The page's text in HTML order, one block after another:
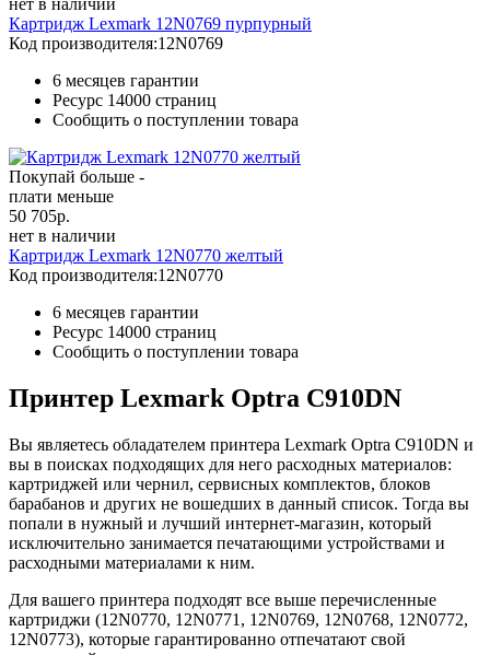
Картридж Lexmark 12N0769 пурпурный
Код производителя:12N0769
6 месяцев гарантии
Ресурс 14000 страниц
Сообщить о поступлении товара
Покупай больше -
плати меньше
50 705р.
нет в наличии
Картридж Lexmark 12N0770 желтый
Код производителя:12N0770
6 месяцев гарантии
Ресурс 14000 страниц
Сообщить о поступлении товара
Принтер Lexmark Optra C910DN
Вы являетесь обладателем принтера Lexmark Optra C910DN и
вы в поисках подходящих для него расходных материалов:
картриджей или чернил, сервисных комплектов, блоков
барабанов и других не вошедших в данный список. Тогда вы
попали в нужный и лучший интернет-магазин, который
исключительно занимается печатающими устройствами и
расходными материалами к ним.
Для вашего принтера подходят все выше перечисленные
картриджи (12N0770, 12N0771, 12N0769, 12N0768, 12N0772,
12N0773), которые гарантированно отпечатают свой